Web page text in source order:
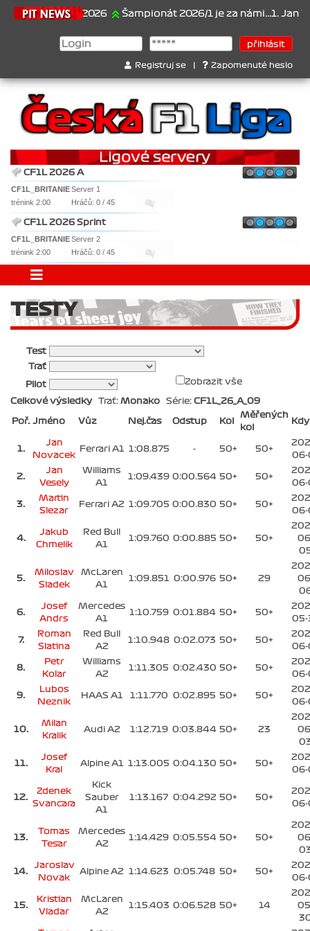
21.6.2026 Šampionát 2026/1 je za námi...1. Jan
Registruj se Zapomenuté heslo
CF1L 2026 A
CF1L_BRITANIEServer 1
trénink 2:00
Hráčů: 0 / 45
CF1L 2026 Sprint
CF1L_BRITANIEServer 2
trénink 2:00
Hráčů: 0 / 45
TESTY
Test
Trať
Pilot Zobrazit vše
Celkové výsledkyTrať: Monako Série: CF1L_26_A_09
Poř. Jméno Vůz Nej.čas Odstup Kol
Měřených
kol
Kdy
1.
Jan
Novacek
Ferrari A1 1:08.875 - 50+ 50+
06-
2.
Jan
Vesely
Williams
A1
1:09.439 0:00.564 50+ 50+
06-
3.
Martin
Slezar
Ferrari A2 1:09.705 0:00.830 50+ 50+
06-
4.
Jakub
Chmelik
Red Bull
A1
1:09.760 0:00.885 50+ 50+
5.
Miloslav
Sladek
McLaren
A1
1:09.851 0:00.976 50+ 29
6.
Josef
Andrs
Mercedes
A1
1:10.759 0:01.884 50+ 50+
05-
7.
Roman
Slatina
Red Bull
A2
1:10.948 0:02.073 50+ 50+
06-
8.
Petr
Kolar
Williams
A2
1:11.305 0:02.430 50+ 50+
06-
9.
Lubos
Neznik
HAAS A1 1:11.770 0:02.895 50+ 50+
06-
10.
Milan
Kralik
Audi A2 1:12.719 0:03.844 50+ 23
11.
Josef
Kral
Alpine A1 1:13.005 0:04.130 50+ 50+
06-
12.
Zdenek
Svancara
Kick
Sauber
A1
1:13.167 0:04.292 50+ 50+
06-
13.
Tomas
Tesar
Mercedes
A2
1:14.429 0:05.554 50+ 50+
14.
Jaroslav
Novak
Alpine A2 1:14.623 0:05.748 50+ 50+
06-
15.
Kristian
Vladar
McLaren
A2
1:15.403 0:06.528 50+ 14